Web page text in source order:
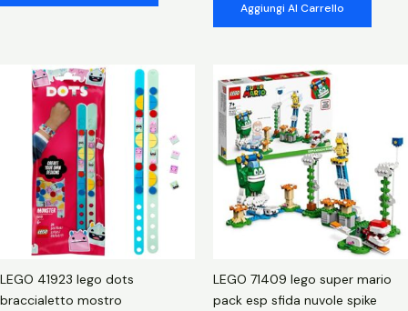
Aggiungi Al Carrello
LEGO 41923 lego dots
braccialetto mostro
LEGO 71409 lego super mario
pack esp sfida nuvole spike